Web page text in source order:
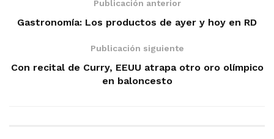
Publicación anterior
Gastronomía: Los productos de ayer y hoy en RD
Publicación siguiente
Con recital de Curry, EEUU atrapa otro oro olímpico
en baloncesto